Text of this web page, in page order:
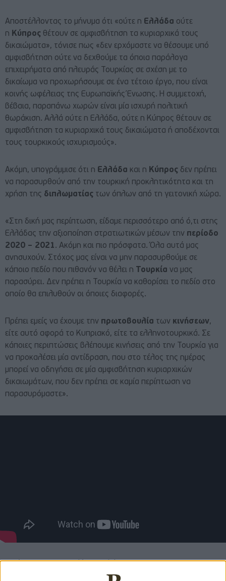
Αποστέλλοντας το μήνυμα ότι «ούτε η Ελλάδα ούτε
η Κύπρος θέτουν σε αμφισβήτηση τα κυριαρχικά τους
δικαιώματα», τόνισε πως «δεν ερχόμαστε να θέσουμε υπό
αμφισβήτηση ούτε να δεχθούμε τα όποια παράλογα
επιχειρήματα από πλευράς Τουρκίας σε σχέση με το
δικαίωμα να προχωρήσουμε σε ένα τέτοιο έργο, που είναι
κοινής ωφέλειας της Ευρωπαϊκής Ένωσης. Η συμμετοχή,
βέβαια, παραπάνω χωρών είναι μία ισχυρή πολιτική
θωράκιση. Αλλά ούτε η Ελλάδα, ούτε η Κύπρος θέτουν σε
αμφισβήτηση τα κυριαρχικά τους δικαιώματα ή αποδέχονται
τους τουρκικούς ισχυρισμούς».
Ακόμη, υπογράμμισε ότι η Ελλάδα και η Κύπρος δεν πρέπει
να παρασυρθούν από την τουρκική προκλητικότητα και τη
χρήση της διπλωματίας των όπλων από τη γειτονική χώρα.
«Στη δική μας περίπτωση, είδαμε περισσότερο από ό,τι στης
Ελλάδας την αξιοποίηση στρατιωτικών μέσων την περίοδο
2020 – 2021. Ακόμη και πιο πρόσφατα. Όλα αυτά μας
ανησυχούν. Στόχος μας είναι να μην παρασυρθούμε σε
κάποιο πεδίο που πιθανόν να θέλει η
Τουρκία να μας
παρασύρει. Δεν πρέπει η Τουρκία να καθορίσει το πεδίο στο
οποίο θα επιλυθούν οι όποιες διαφορές.
Πρέπει εμείς να έχουμε την πρωτοβουλία των κινήσεων,
είτε αυτό αφορά το Κυπριακό, είτε τα ελληνοτουρκικά. Σε
κάποιες περιπτώσεις βλέπουμε κινήσεις από την Τουρκία για
να προκαλέσει μία αντίδραση, που στο τέλος της ημέρας
μπορεί να οδηγήσει σε μία αμφισβήτηση κυριαρχικών
δικαιωμάτων, που δεν πρέπει σε καμία περίπτωση να
παρασυρόμαστε».
Ο Νίκος Χριστουδουλίδης, μιλώντας για
ελέγχων